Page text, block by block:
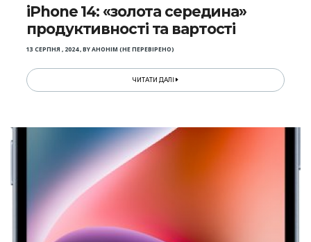
iPhone 14: «золота середина»
продуктивності та вартості
13 СЕРПНЯ , 2024,BYАНОНІМ (НЕ ПЕРЕВІРЕНО)
ЧИТАТИ ДАЛІ